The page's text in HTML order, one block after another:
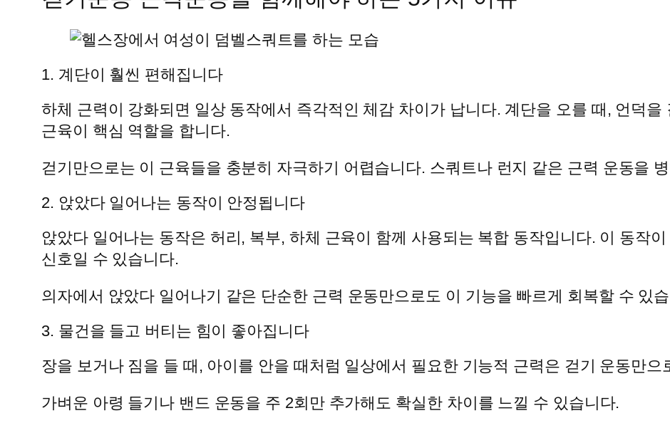
1. 계단이 훨씬 편해집니다
하체 근력이 강화되면 일상 동작에서 즉각적인 체감 차이가 납니다. 계단을 오를 때, 언덕을
근육이 핵심 역할을 합니다.
걷기만으로는 이 근육들을 충분히 자극하기 어렵습니다. 스쿼트나 런지 같은 근력 운동을
2. 앉았다 일어나는 동작이 안정됩니다
앉았다 일어나는 동작은 허리, 복부, 하체 근육이 함께 사용되는 복합 동작입니다. 이 동작
신호일 수 있습니다.
의자에서 앉았다 일어나기 같은 단순한 근력 운동만으로도 이 기능을 빠르게 회복할 수 있
3. 물건을 들고 버티는 힘이 좋아집니다
장을 보거나 짐을 들 때, 아이를 안을 때처럼 일상에서 필요한 기능적 근력은 걷기 운동만
가벼운 아령 들기나 밴드 운동을 주 2회만 추가해도 확실한 차이를 느낄 수 있습니다.